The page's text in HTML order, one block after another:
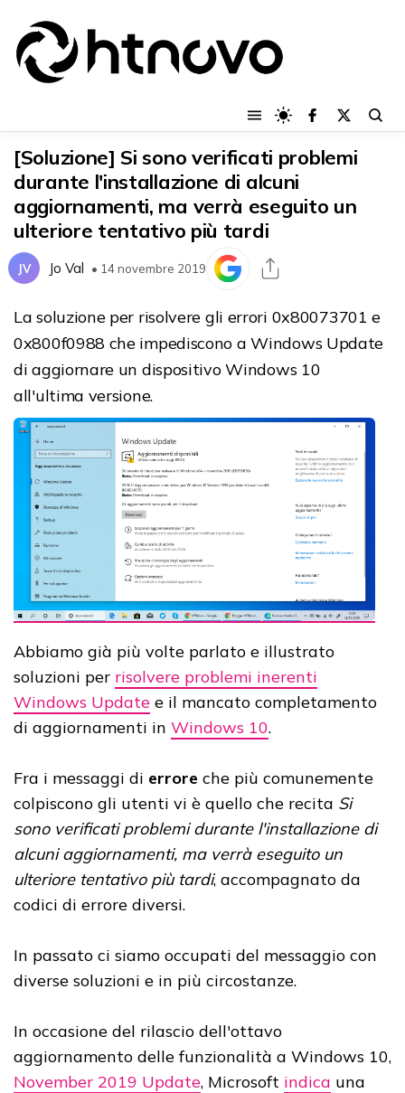
[Soluzione] Si sono verificati problemi
durante l'installazione di alcuni
aggiornamenti, ma verrà eseguito un
ulteriore tentativo più tardi
JV Jo Val • 14 novembre 2019
La soluzione per risolvere gli errori 0x80073701 e
0x800f0988 che impediscono a Windows Update
di aggiornare un dispositivo Windows 10
all'ultima versione.
Abbiamo già più volte parlato e illustrato
soluzioni per risolvere problemi inerenti
Windows Update e il mancato completamento
di aggiornamenti in Windows 10.
Fra i messaggi di errore che più comunemente
colpiscono gli utenti vi è quello che recita Si
sono verificati problemi durante l'installazione di
alcuni aggiornamenti, ma verrà eseguito un
ulteriore tentativo più tardi, accompagnato da
codici di errore diversi.
In passato ci siamo occupati del messaggio con
diverse soluzioni e in più circostanze.
In occasione del rilascio dell'ottavo
aggiornamento delle funzionalità a Windows 10,
November 2019 Update, Microsoft indica una